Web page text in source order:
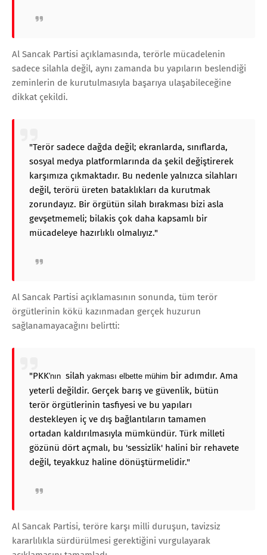
Al Sancak Partisi açıklamasında, terörle mücadelenin
sadece silahla değil, aynı zamanda bu yapıların beslendiği
zeminlerin de kurutulmasıyla başarıya ulaşabileceğine
dikkat çekildi.
"Terör sadece dağda değil; ekranlarda, sınıflarda,
sosyal medya platformlarında da şekil değiştirerek
karşımıza çıkmaktadır. Bu nedenle yalnızca silahları
değil, terörü üreten bataklıkları da kurutmak
zorundayız. Bir örgütün silah bırakması bizi asla
gevşetmemeli; bilakis çok daha kapsamlı bir
mücadeleye hazırlıklı olmalıyız."
Al Sancak Partisi açıklamasının sonunda, tüm terör
örgütlerinin kökü kazınmadan gerçek huzurun
sağlanamayacağını belirtti:
"PKK'nın silah yakması elbette mühim bir adımdır. Ama
yeterli değildir. Gerçek barış ve güvenlik, bütün
terör örgütlerinin tasfiyesi ve bu yapıları
destekleyen iç ve dış bağlantıların tamamen
ortadan kaldırılmasıyla mümkündür. Türk milleti
gözünü dört açmalı, bu 'sessizlik' halini bir rehavete
değil, teyakkuz haline dönüştürmelidir."
Al Sancak Partisi, teröre karşı milli duruşun, tavizsiz
kararlılıkla sürdürülmesi gerektiğini vurgulayarak